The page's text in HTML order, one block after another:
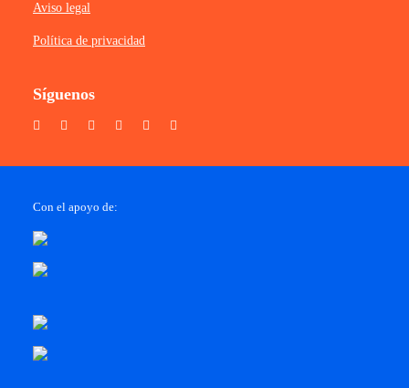
Aviso legal
Política de privacidad
Síguenos
Con el apoyo de: